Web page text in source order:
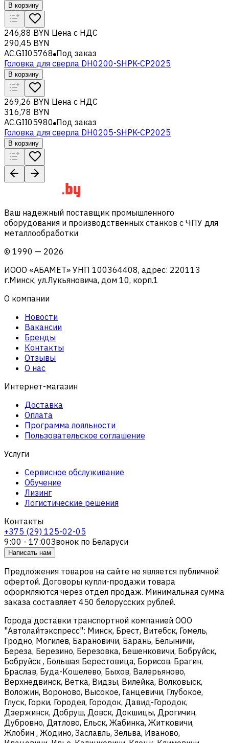
В корзину
246,88 BYN Цена с НДС
290,45 BYN
AC.GII05768 Под заказ
Головка для сверла DH0200-SHPK-CP2025
В корзину
269,26 BYN Цена с НДС
316,78 BYN
AC.GII05980 Под заказ
Головка для сверла DH0205-SHPK-CP2025
В корзину
Ваш надежный поставщик промышленного
оборудования и производственных станков с ЧПУ для
металлообработки
© 1990 — 2026
ИООО «АБАМЕТ» УНП 100364408, адрес: 220113
г.Минск, ул.Лукьяновича, дом 10, корп.1
О компании
Новости
Вакансии
Бренды
Контакты
Отзывы
О нас
Интернет-магазин
Доставка
Оплата
Программа лояльности
Пользовательское соглашение
Услуги
Сервисное обслуживание
Обучение
Лизинг
Логистические решения
Контакты
+375 (29) 125-02-05
9:00 - 17:00Звонок по Беларуси
Написать нам
Предложения товаров на сайте не является публичной
офертой. Договоры купли-продажи товара
оформляются через отдел продаж. Минимальная сумма
заказа составляет 450 белорусских рублей.
Города доставки транспортной компанией ООО
"Автолайтэкспресс": Минск, Брест, Витебск, Гомель,
Гродно, Могилев, Барановичи, Барань, Белыничи,
Береза, Березино, Березовка, Бешенковичи, Бобруйск,
Бобруйск , Большая Берестовица, Борисов, Брагин,
Браслав, Буда-Кошелево, Быхов, Валерьяново,
Верхнедвинск, Ветка, Видзы, Вилейка, Волковыск,
Воложин, Вороново, Высокое, Ганцевичи, Глубокое,
Глуск, Горки, Городея, Городок, Давид-Городок,
Дзержинск, Добруш, Довск, Докшицы, Дрогичин,
Дубровно, Дятлово, Ельск, Жабинка, Житковичи,
Жлобин , Жодино, Заславль, Зельва, Иваново,